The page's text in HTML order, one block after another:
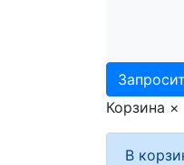
Корзина ×
В